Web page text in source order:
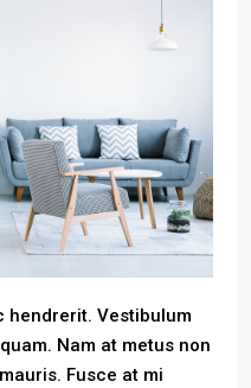
hendrerit. Vestibulum
Nam at metus non
Fusce at mi